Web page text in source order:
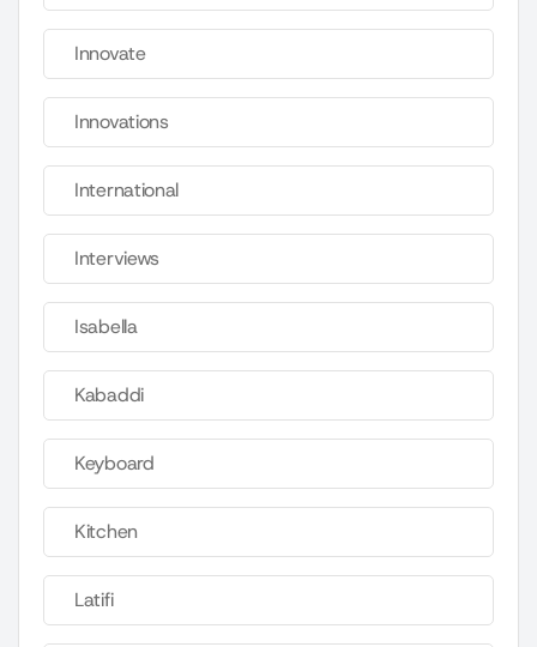
Innovate
Innovations
International
Interviews
Isabella
Kabaddi
Keyboard
Kitchen
Latifi